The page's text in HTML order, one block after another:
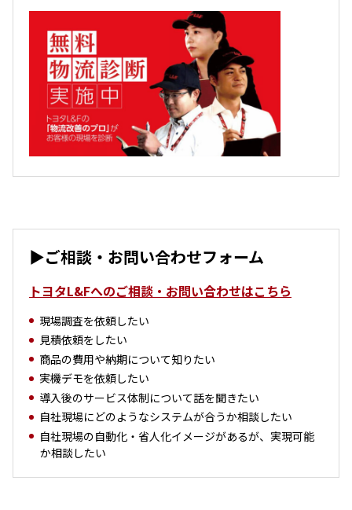
▶ご相談・お問い合わせフォーム
トヨタL&Fへのご相談・お問い合わせはこちら
現場調査を依頼したい
見積依頼をしたい
商品の費用や納期について知りたい
実機デモを依頼したい
導入後のサービス体制について話を聞きたい
自社現場にどのようなシステムが合うか相談したい
自社現場の自動化・省人化イメージがあるが、実現可能
か相談したい